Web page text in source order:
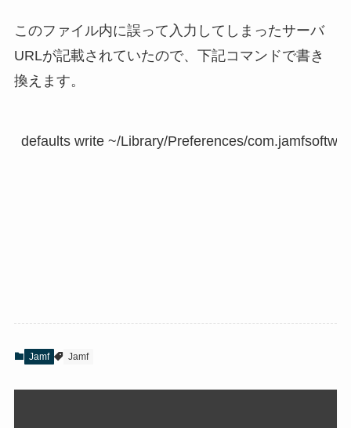
このファイル内に誤って入力してしまったサーバ
URLが記載されていたので、下記コマンドで書き
換えます。
defaults write ~/Library/Preferences/
Jamf Jamf